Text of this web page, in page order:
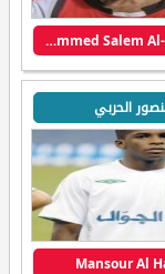
Mohammed Salem Al-Dawosari
الحربي
Mansour Al